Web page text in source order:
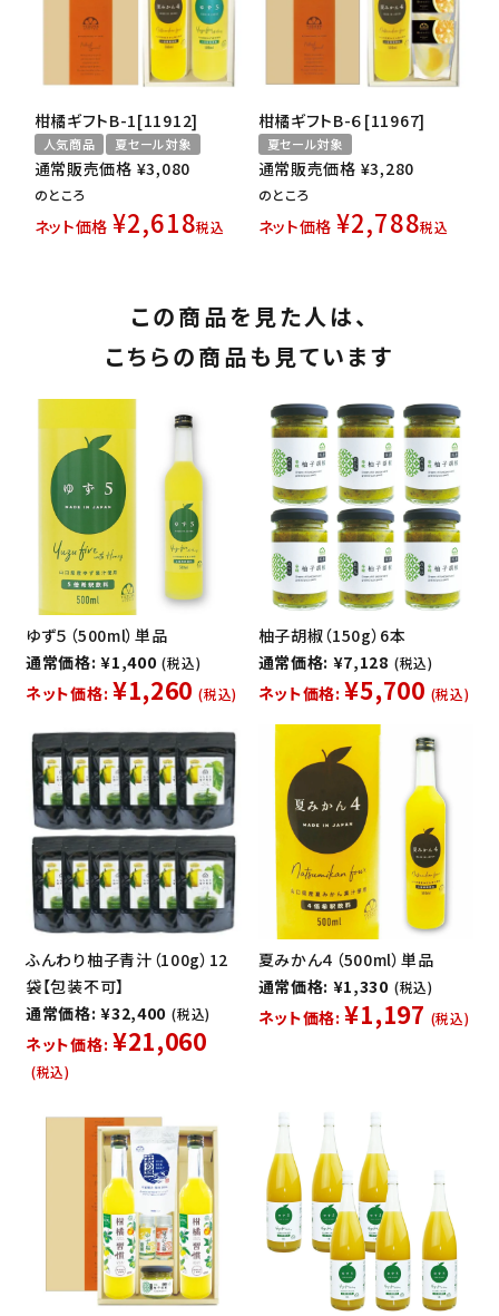
柑橘ギフトB-1[11912]
人気商品 夏セール対象
通常販売価格 ¥3,080
のところ
ネット価格 ¥2,618税込
柑橘ギフトB-６[11967]
夏セール対象
通常販売価格 ¥3,280
のところ
ネット価格 ¥2,788税込
この商品を見た人は、
こちらの商品も見ています
ゆず５（500ml）単品
通常価格: ¥1,400 (税込)
ネット価格: ¥1,260 (税込)
柚子胡椒（150g）6本
通常価格: ¥7,128 (税込)
ネット価格: ¥5,700 (税込)
ふんわり柚子青汁（100g）12
袋【包装不可】
通常価格: ¥32,400 (税込)
ネット価格: ¥21,060
(税込)
夏みかん４（500ml）単品
通常価格: ¥1,330 (税込)
ネット価格: ¥1,197 (税込)